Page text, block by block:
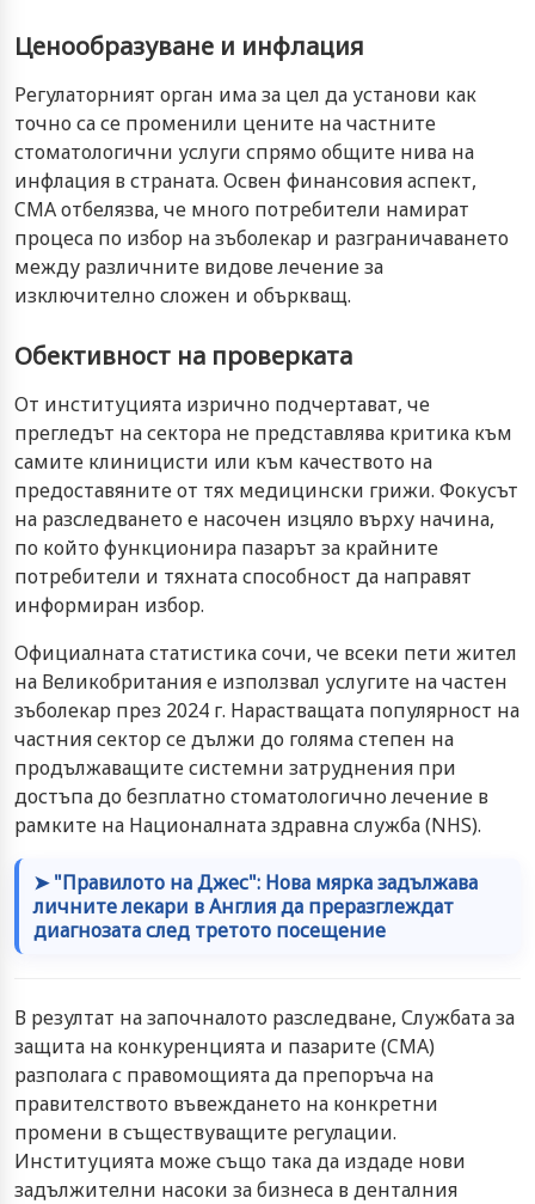
Ценообразуване и инфлация
Регулаторният орган има за цел да установи как
точно са се променили цените на частните
стоматологични услуги спрямо общите нива на
инфлация в страната. Освен финансовия аспект,
CMA отбелязва, че много потребители намират
процеса по избор на зъболекар и разграничаването
между различните видове лечение за
изключително сложен и объркващ.
Обективност на проверката
От институцията изрично подчертават, че
прегледът на сектора не представлява критика към
самите клиницисти или към качеството на
предоставяните от тях медицински грижи. Фокусът
на разследването е насочен изцяло върху начина,
по който функционира пазарът за крайните
потребители и тяхната способност да направят
информиран избор.
Официалната статистика сочи, че всеки пети жител
на Великобритания е използвал услугите на частен
зъболекар през 2024 г. Нарастващата популярност на
частния сектор се дължи до голяма степен на
продължаващите системни затруднения при
достъпа до безплатно стоматологично лечение в
рамките на Националната здравна служба (NHS).
➤ "Правилото на Джес": Нова мярка задължава
личните лекари в Англия да преразглеждат
диагнозата след третото посещение
В резултат на започналото разследване, Службата за
защита на конкуренцията и пазарите (CMA)
разполага с правомощията да препоръча на
правителството въвеждането на конкретни
промени в съществуващите регулации.
Институцията може също така да издаде нови
задължителни насоки за бизнеса в денталния